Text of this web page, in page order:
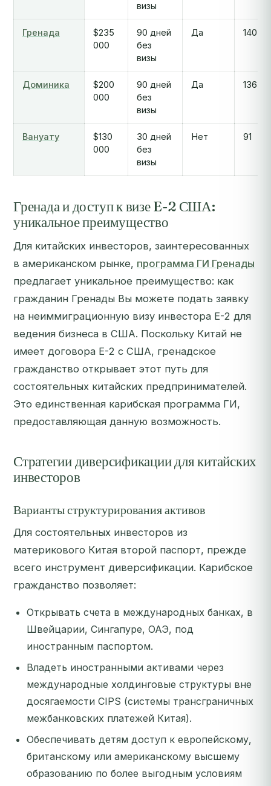
визы
Гренада
$235
000
90 дней
без
визы
Да 140
Доминика
$200
000
90 дней
без
визы
Да 136
Вануату
$130
000
30 дней
без
визы
Нет 91
Гренада и доступ к визе E-2 США:
уникальное преимущество
Для китайских инвесторов, заинтересованных
в американском рынке, программа ГИ Гренады
предлагает уникальное преимущество: как
гражданин Гренады Вы можете подать заявку
на неиммиграционную визу инвестора E-2 для
ведения бизнеса в США. Поскольку Китай не
имеет договора E-2 с США, гренадское
гражданство открывает этот путь для
состоятельных китайских предпринимателей.
Это единственная карибская программа ГИ,
предоставляющая данную возможность.
Стратегии диверсификации для китайских
инвесторов
Варианты структурирования активов
Для состоятельных инвесторов из
материкового Китая второй паспорт, прежде
всего инструмент диверсификации. Карибское
гражданство позволяет:
Открывать счета в международных банках, в
Швейцарии, Сингапуре, ОАЭ, под
иностранным паспортом.
Владеть иностранными активами через
международные холдинговые структуры вне
досягаемости CIPS (системы трансграничных
межбанковских платежей Китая).
Обеспечивать детям доступ к европейскому,
британскому или американскому высшему
образованию по более выгодным условиям